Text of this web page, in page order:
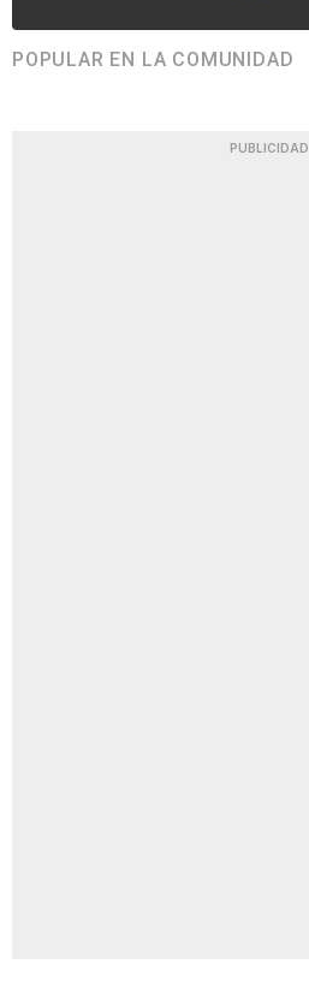
POPULAR EN LA COMUNIDAD
PUBLICIDAD